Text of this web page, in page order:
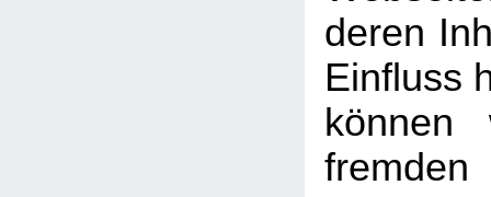
deren
Einfluss